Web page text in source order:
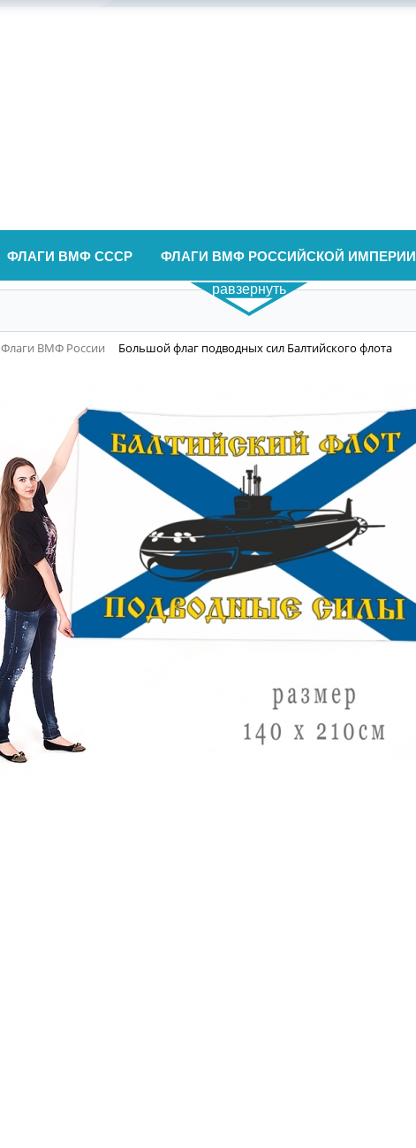
ФЛАГИ ВМФ СССР ФЛАГИ ВМФ РОССИЙСКОЙ ИМПЕРИИ
равзернуть
Флаги ВМФ России Большой флаг подводных сил Балтийского флота